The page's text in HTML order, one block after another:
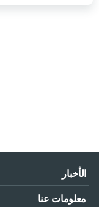
الأخبار
معلومات عنا